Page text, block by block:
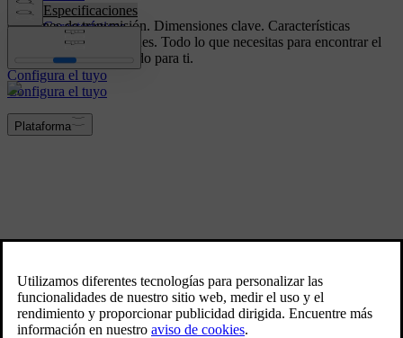
Especificaciones
Características
Configura el tuyo
Configura el tuyo
Opciones de transmisión. Dimensiones clave. Características
estándar y actualizaciones. Todo lo que necesitas para encontrar el
vehículo Volvo adecuado para ti.
Plataforma